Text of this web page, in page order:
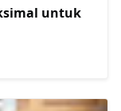
untuk